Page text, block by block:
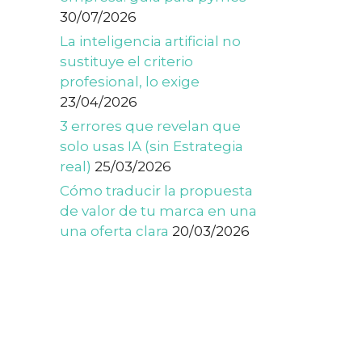
30/07/2026
La inteligencia artificial no
sustituye el criterio
profesional, lo exige
23/04/2026
3 errores que revelan que
solo usas IA (sin Estrategia
real) 25/03/2026
Cómo traducir la propuesta
de valor de tu marca en una
una oferta clara 20/03/2026